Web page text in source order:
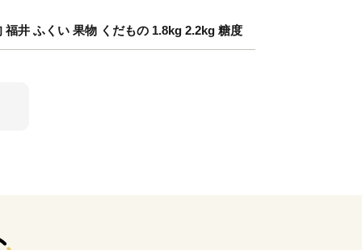
井 ふくい 果物 くだもの 1.8kg 2.2kg 糖度